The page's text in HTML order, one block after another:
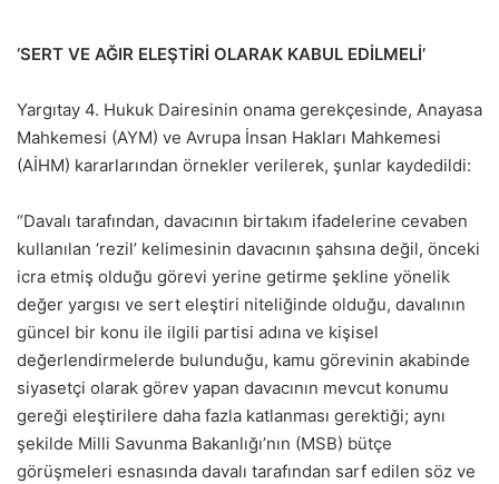
‘SERT VE AĞIR ELEŞTİRİ OLARAK KABUL EDİLMELİ’
Yargıtay 4. Hukuk Dairesinin onama gerekçesinde, Anayasa
Mahkemesi (AYM) ve Avrupa İnsan Hakları Mahkemesi
(AİHM) kararlarından örnekler verilerek, şunlar kaydedildi:
“Davalı tarafından, davacının birtakım ifadelerine cevaben
kullanılan ‘rezil’ kelimesinin davacının şahsına değil, önceki
icra etmiş olduğu görevi yerine getirme şekline yönelik
değer yargısı ve sert eleştiri niteliğinde olduğu, davalının
güncel bir konu ile ilgili partisi adına ve kişisel
değerlendirmelerde bulunduğu, kamu görevinin akabinde
siyasetçi olarak görev yapan davacının mevcut konumu
gereği eleştirilere daha fazla katlanması gerektiği; aynı
şekilde Milli Savunma Bakanlığı’nın (MSB) bütçe
görüşmeleri esnasında davalı tarafından sarf edilen söz ve